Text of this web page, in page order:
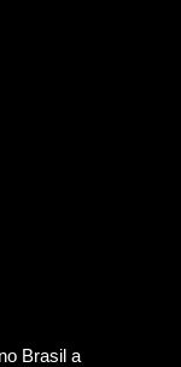
Brasil a